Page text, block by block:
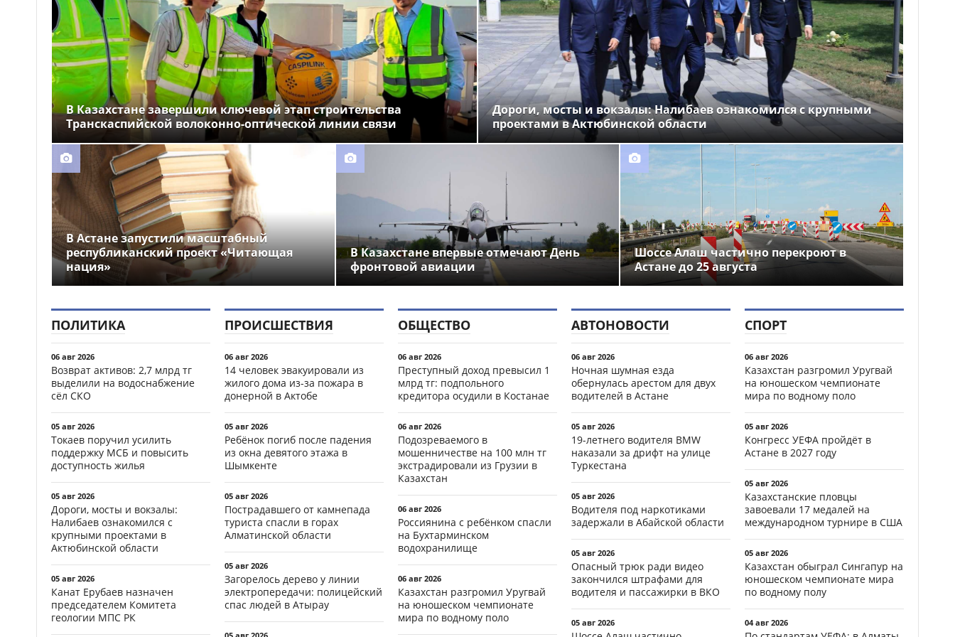
15:10
Гидроцикл сломался
посреди озера: спасатели
помогли отдыхающим на
Алаколе
В Казахстане завершили ключевой этап строительства
Транскаспийской волоконно-оптической линии связи
Дороги, мосты и вокзалы: Налибаев ознакомился с крупными
проектами в Актюбинской области
В Астане запустили масштабный
республиканский проект «Читающая
нация»
В Казахстане впервые отмечают День
фронтовой авиации
Шоссе Алаш частично перекроют в
Астане до 25 августа
ПОЛИТИКА
06 авг 2026
Возврат активов: 2,7 млрд тг
выделили на водоснабжение
сёл СКО
05 авг 2026
Токаев поручил усилить
поддержку МСБ и повысить
доступность жилья
05 авг 2026
Дороги, мосты и вокзалы:
Налибаев ознакомился с
крупными проектами в
Актюбинской области
05 авг 2026
Канат Ерубаев назначен
председателем Комитета
геологии МПС РК
ПРОИСШЕСТВИЯ
06 авг 2026
14 человек эвакуировали из
жилого дома из-за пожара в
донерной в Актобе
05 авг 2026
Ребёнок погиб после падения
из окна девятого этажа в
Шымкенте
05 авг 2026
Пострадавшего от камнепада
туриста спасли в горах
Алматинской области
05 авг 2026
Загорелось дерево у линии
электропередачи: полицейский
спас людей в Атырау
ОБЩЕСТВО
06 авг 2026
Преступный доход превысил 1
млрд тг: подпольного
кредитора осудили в Костанае
06 авг 2026
Подозреваемого в
мошенничестве на 100 млн тг
экстрадировали из Грузии в
Казахстан
06 авг 2026
Россиянина с ребёнком спасли
на Бухтарминском
водохранилище
06 авг 2026
Казахстан разгромил Уругвай
на юношеском чемпионате
мира по водному поло
АВТОНОВОСТИ
06 авг 2026
Ночная шумная езда
обернулась арестом для двух
водителей в Астане
05 авг 2026
19-летнего водителя BMW
наказали за дрифт на улице
Туркестана
05 авг 2026
Водителя под наркотиками
задержали в Абайской области
05 авг 2026
Опасный трюк ради видео
закончился штрафами для
водителя и пассажирки в ВКО
05 авг 2026
СПОРТ
06 авг 2026
Казахстан разгромил Уругвай
на юношеском чемпионате
мира по водному поло
05 авг 2026
Конгресс УЕФА пройдёт в
Астане в 2027 году
05 авг 2026
Казахстанские пловцы
завоевали 17 медалей на
международном турнире в США
05 авг 2026
Казахстан обыграл Сингапур на
юношеском чемпионате мира
по водному полу
04 авг 2026